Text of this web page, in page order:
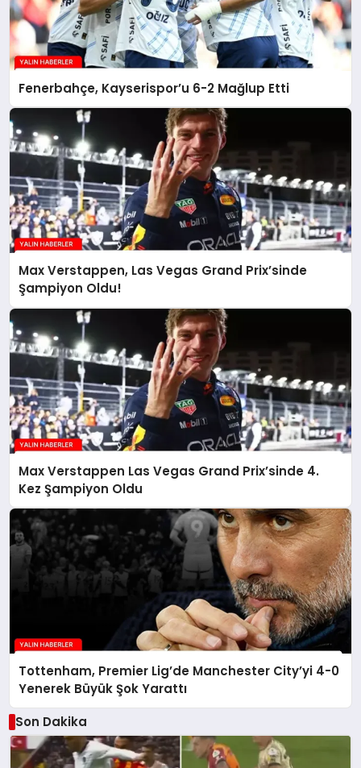
Fenerbahçe, Kayserispor’u 6-2 Mağlup Etti
Max Verstappen, Las Vegas Grand Prix’sinde
Şampiyon Oldu!
Max Verstappen Las Vegas Grand Prix’sinde 4.
Kez Şampiyon Oldu
Tottenham, Premier Lig’de Manchester City’yi 4-0
Yenerek Büyük Şok Yarattı
Son Dakika